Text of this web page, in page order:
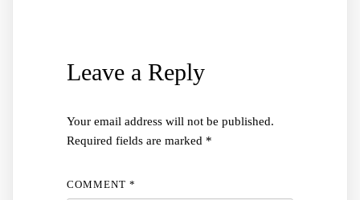
Leave a Reply
Your email address will not be published.
Required fields are marked *
COMMENT *